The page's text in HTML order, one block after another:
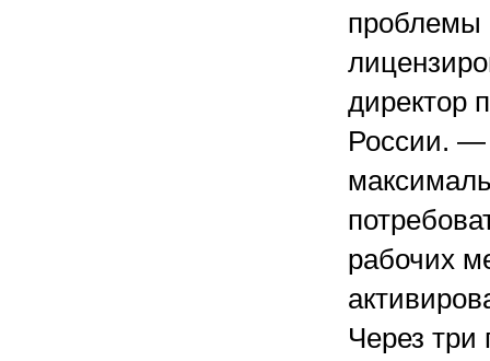
проблемы
директор
России. —
рабочих
Через три